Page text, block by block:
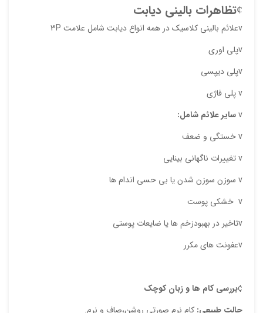
¢تظاهرات بالینی دیابت
vعلائم بالینی کلاسیک در همه انواع دیابت شامل علامت 3P
vپلی اوری
vپلی دیپسی
v پلی فاژی
vسایر علائم شامل:
v خستگی و ضعف
v تغییرات ناگهانی بینایی
v سوزن سوزن شدن یا بی حسی اندام ها
v خشکی پوست
vتاخیر در بهبودزخم ها یا ضایعات پوستی
vعفونت های مکرر
¢بررسی کام ها و زبان کوچک
حالت طبیعی: کام نرم صورتی روشن،صاف و نرم.